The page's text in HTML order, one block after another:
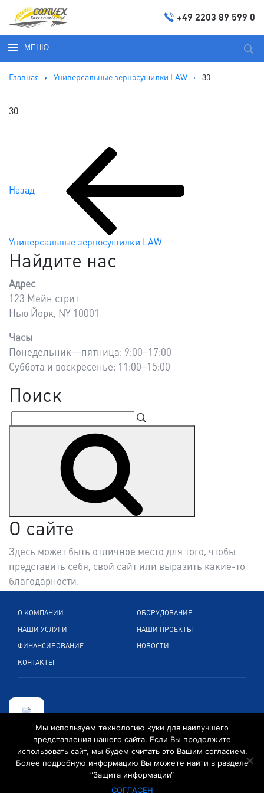
+49 2203 89 599 0
МЕНЮ
Главная Универсальные зерносушилки LAW 30
30
Навигация
по
записям
Назад
Универсальные зерносушилки LAW
Найдите нас
Адрес
123 Мейн стрит
Нью Йорк, NY 10001
Часы
Понедельник—пятница: 9:00–17:00
Суббота и воскресенье: 11:00–15:00
Поиск
Искать:
О сайте
Здесь может быть отличное место для того, чтобы
представить себя, свой сайт или выразить какие-то
благодарности.
О КОМПАНИИ
НАШИ УСЛУГИ
ФИНАНСИРОВАНИЕ
КОНТАКТЫ
ОБОРУДОВАНИЕ
НАШИ ПРОЕКТЫ
НОВОСТИ
Кельнерштр. 265, 51149 Кельн, Германия
+49 2203 89 599 0
info@convexintl.de
Мы используем технологию куки для наилучшего
представления нашего сайта. Если Вы продолжите
использовать сайт, мы будем считать это Вашим согласием.
Более подробную информацию Вы можете найти в разделе
“Защита информации“
СОГЛАСЕН